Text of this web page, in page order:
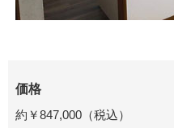
価格
約￥847,000（税込）